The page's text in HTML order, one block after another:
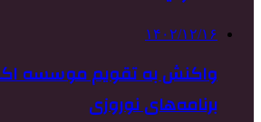
۱۴۰۲/۱۲/۱۶
واکنش به تقویم موسسه
برنامه‌های نوروزی